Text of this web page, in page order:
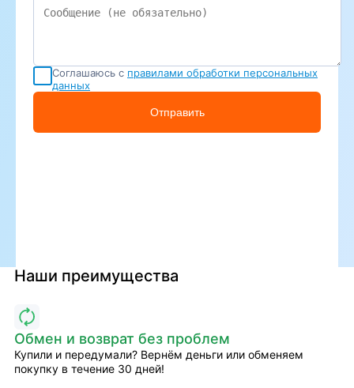
Соглашаюсь с правилами обработки персональных
данных
Отправить
Наши преимущества
Обмен и возврат без проблем
Купили и передумали? Вернём деньги или обменяем
покупку в течение 30 дней!